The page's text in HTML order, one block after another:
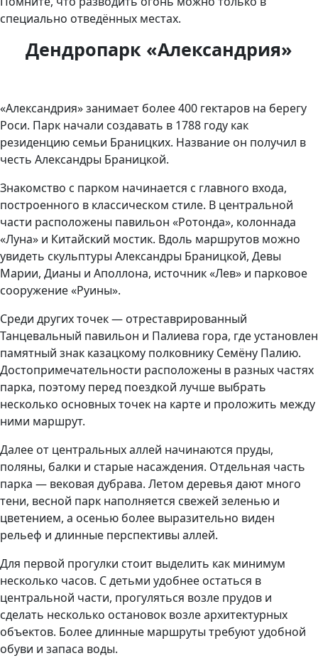
специально отведённых местах.
Дендропарк «Александрия»
«Александрия» занимает более 400 гектаров на берегу
Роси. Парк начали создавать в 1788 году как
резиденцию семьи Браницких. Название он получил в
честь Александры Браницкой.
Знакомство с парком начинается с главного входа,
построенного в классическом стиле. В центральной
части расположены павильон «Ротонда», колоннада
«Луна» и Китайский мостик. Вдоль маршрутов можно
увидеть скульптуры Александры Браницкой, Девы
Марии, Дианы и Аполлона, источник «Лев» и парковое
сооружение «Руины».
Среди других точек — отреставрированный
Танцевальный павильон и Палиева гора, где установлен
памятный знак казацкому полковнику Семёну Палию.
Достопримечательности расположены в разных частях
парка, поэтому перед поездкой лучше выбрать
несколько основных точек на карте и проложить между
ними маршрут.
Далее от центральных аллей начинаются пруды,
поляны, балки и старые насаждения. Отдельная часть
парка — вековая дубрава. Летом деревья дают много
тени, весной парк наполняется свежей зеленью и
цветением, а осенью более выразительно виден
рельеф и длинные перспективы аллей.
Для первой прогулки стоит выделить как минимум
несколько часов. С детьми удобнее остаться в
центральной части, прогуляться возле прудов и
сделать несколько остановок возле архитектурных
объектов. Более длинные маршруты требуют удобной
обуви и запаса воды.